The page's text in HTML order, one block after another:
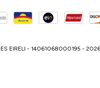
EIRELI - 14061068000195 - 2026.